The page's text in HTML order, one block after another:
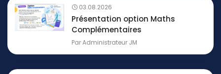
03.08.2026
Présentation option Maths
Complémentaires
ParAdministrateur JM